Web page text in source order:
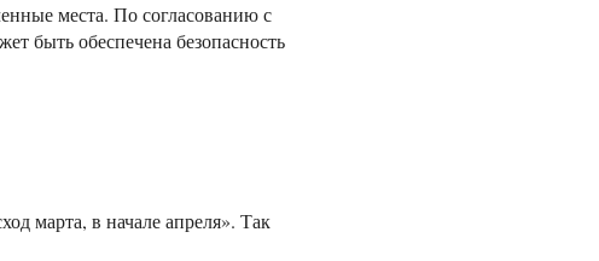
места. По согласованию с
быть обеспечена безопасность
марта, в начале апреля». Так